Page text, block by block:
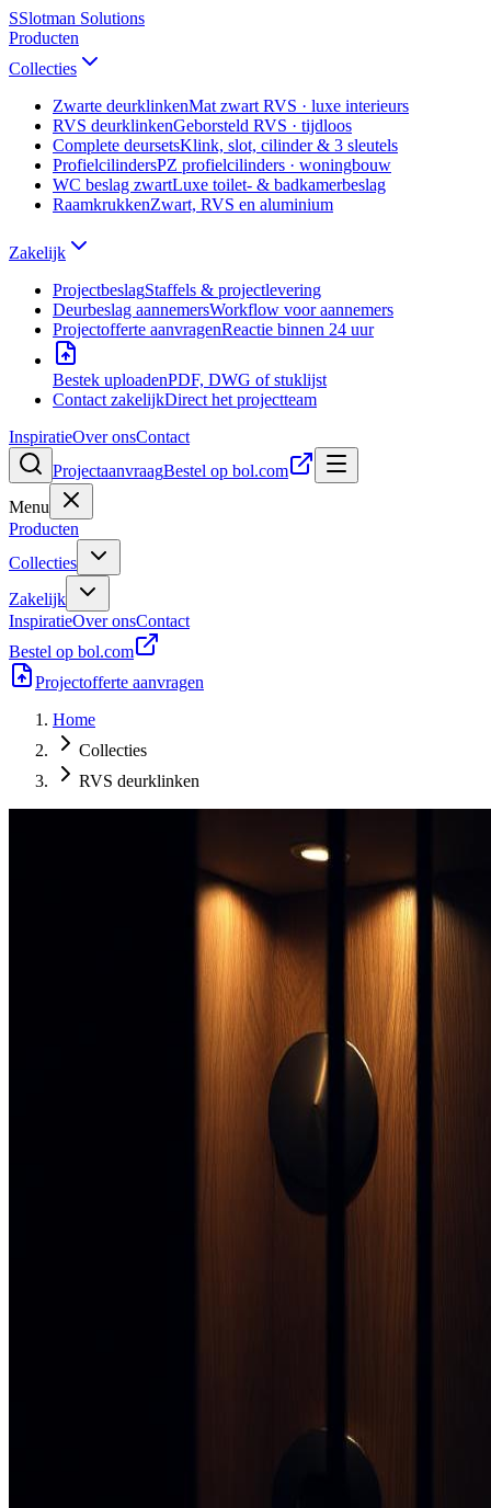
SSlotman Solutions
Producten
Collecties
Zwarte deurklinkenMat zwart RVS · luxe interieurs
RVS deurklinkenGeborsteld RVS · tijdloos
Complete deursetsKlink, slot, cilinder & 3 sleutels
ProfielcilindersPZ profielcilinders · woningbouw
WC beslag zwartLuxe toilet- & badkamerbeslag
RaamkrukkenZwart, RVS en aluminium
Zakelijk
ProjectbeslagStaffels & projectlevering
Deurbeslag aannemersWorkflow voor aannemers
Projectofferte aanvragenReactie binnen 24 uur
Bestek uploadenPDF, DWG of stuklijst
Contact zakelijkDirect het projectteam
InspiratieOver onsContact
ProjectaanvraagBestel op bol.com
Menu
Producten
Collecties
Zakelijk
InspiratieOver onsContact
Bestel op bol.com
Projectofferte aanvragen
Home
Collecties
RVS deurklinken